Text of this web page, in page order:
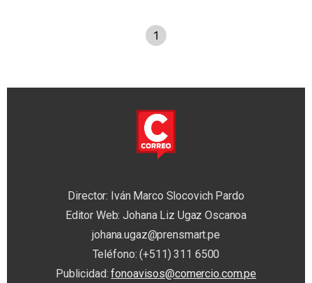
1
Director: Iván Marco Slocovich Pardo
Editor Web: Johana Liz Ugaz Oscanoa
johana.ugaz@prensmart.pe
Teléfono: (+511) 311 6500
Publicidad:fonoavisos@comercio.com.pe